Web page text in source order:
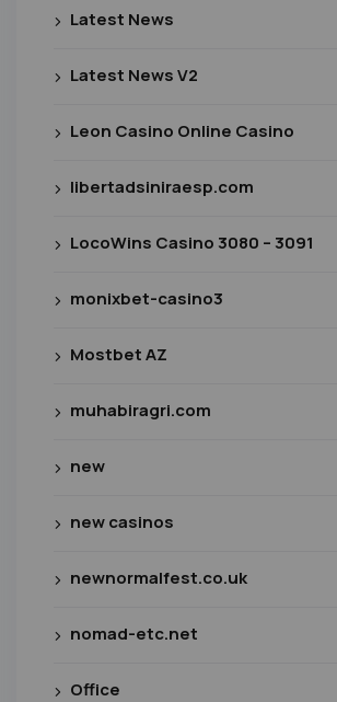
Latest News
Latest News V2
Leon Casino Online Casino
libertadsiniraesp.com
LocoWins Casino 3080 – 3091
monixbet-casino3
Mostbet AZ
muhabiragri.com
new
new casinos
newnormalfest.co.uk
nomad-etc.net
Office